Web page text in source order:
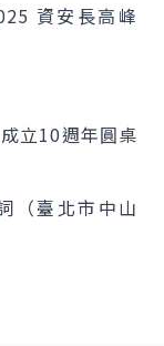
資安長高峰
立10週年圓桌
（臺北市中山